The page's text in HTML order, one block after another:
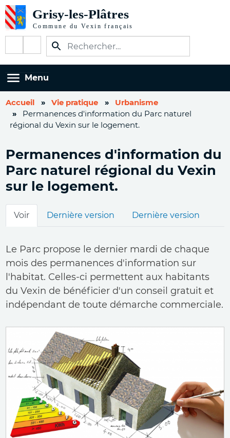
au
contenu
principal
sociaux
Menu
Accueil Vie pratique
Urbanisme
Permanences d'information du Parc naturel
régional du Vexin sur le logement.
Permanences d'information du
Parc naturel régional du Vexin
sur le logement.
Onglets
Voir Dernière version Dernière version
Le Parc propose le dernier mardi de chaque
mois des permanences d'information sur
l'habitat. Celles-ci permettent aux habitants
du Vexin de bénéficier d'un conseil gratuit et
indépendant de toute démarche commerciale.